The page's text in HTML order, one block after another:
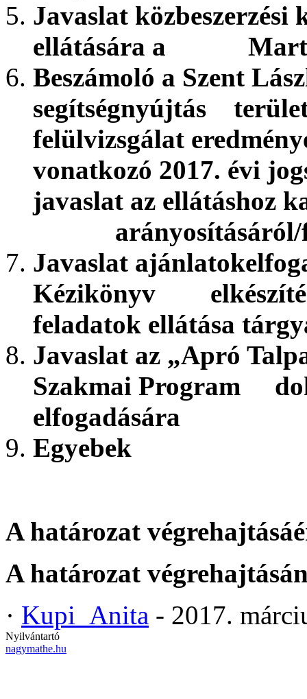
Javaslat
ellátására a
Beszámoló a Szent
segítségnyújtás
felülvizsgálat
vonatkozó 2017. évi
javaslat az ellátáshoz
arányosításáról/
Javaslat
Kézikönyv
feladatok ellátása
Javaslat az „Apró
Szakmai Program
elfogadására
Egyebek
A határozat
A határozat
· Kupi_Anita - 2017.
Nyilvántartó
nagymathe.hu